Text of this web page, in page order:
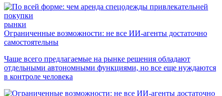
рынки
Ограниченные возможности: не все ИИ-агенты достаточно
самостоятельны
Чаще всего предлагаемые на рынке решения обладают
отдельными автономными функциями, но все еще нуждаются
в контроле человека